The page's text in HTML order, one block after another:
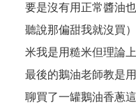
要是沒有用正常醬油
聽說那偏甜我就沒買）
米我是用糙米但理論
最後的鵝油老師教是
聊買了一罐鵝油香蔥